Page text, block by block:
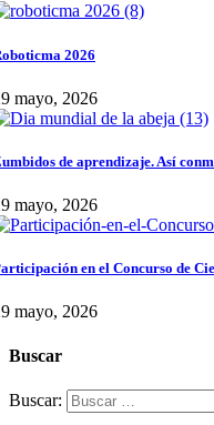
2026
mayo, 2026
de aprendizaje. Así
mayo, 2026
en el Concurso de
mayo, 2026
Buscar
Buscar: